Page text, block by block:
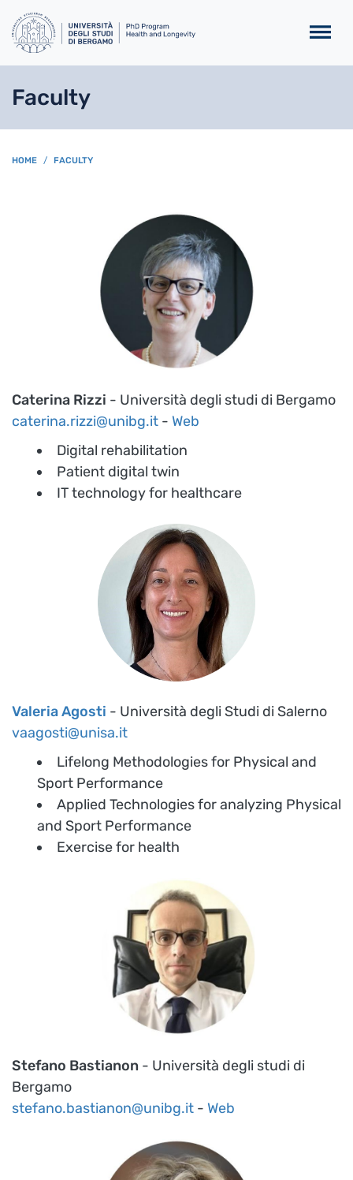
Faculty
BREADCRUMB
HOME FACULTY
Caterina Rizzi - Università degli studi di Bergamo
caterina.rizzi@unibg.it - Web
Digital rehabilitation
Patient digital twin
IT technology for healthcare
Valeria Agosti - Università degli Studi di Salerno
vaagosti@unisa.it
Lifelong Methodologies for Physical and
Sport Performance
Applied Technologies for analyzing Physical
and Sport Performance
Exercise for health
Stefano Bastianon - Università degli studi di
Bergamo
stefano.bastianon@unibg.it - Web